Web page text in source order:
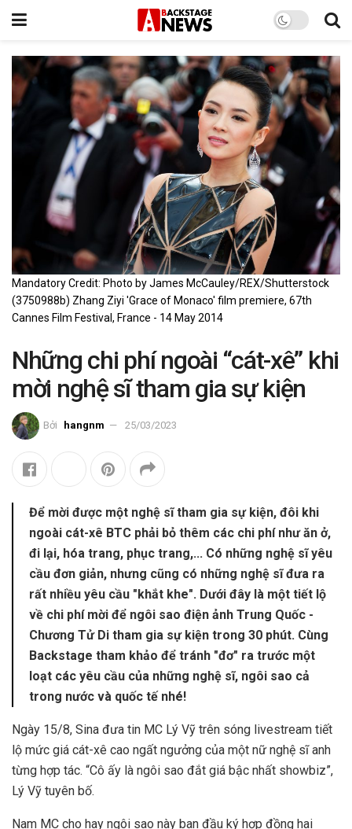
Mandatory Credit: Photo by James McCauley/REX/Shutterstock
(3750988b) Zhang Ziyi 'Grace of Monaco' film premiere, 67th
Cannes Film Festival, France - 14 May 2014
Những chi phí ngoài “cát-xê” khi
mời nghệ sĩ tham gia sự kiện
Bởi hangnm 25/03/2023
Để mời được một nghệ sĩ tham gia sự kiện, đôi khi
ngoài cát-xê BTC phải bỏ thêm các chi phí như ăn ở,
đi lại, hóa trang, phục trang,... Có những nghệ sĩ yêu
cầu đơn giản, nhưng cũng có những nghệ sĩ đưa ra
rất nhiều yêu cầu "khắt khe". Dưới đây là một tiết lộ
về chi phí mời để ngôi sao điện ảnh Trung Quốc -
Chương Tử Di tham gia sự kiện trong 30 phút. Cùng
Backstage tham khảo để tránh "đơ" ra trước một
loạt các yêu cầu của những nghệ sĩ, ngôi sao cả
trong nước và quốc tế nhé!
Ngày 15/8, Sina đưa tin MC Lý Vỹ trên sóng livestream tiết
lộ mức giá cát-xê cao ngất ngưởng của một nữ nghệ sĩ anh
từng hợp tác. “Cô ấy là ngôi sao đắt giá bậc nhất showbiz”,
Lý Vỹ tuyên bố.
Nam MC cho hay ngôi sao này ban đầu ký hợp đồng hai